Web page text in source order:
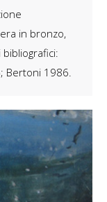
in bronzo,
Bertoni 1986.